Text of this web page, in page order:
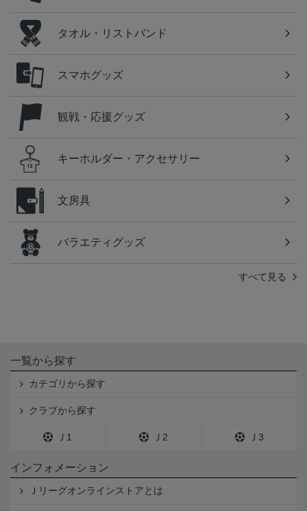
タオル・リストバンド
スマホグッズ
観戦・応援グッズ
キーホルダー・アクセサリー
文房具
バラエティグッズ
すべて見る
一覧から探す
カテゴリから探す
クラブから探す
Ｊ1 Ｊ2 Ｊ3
インフォメーション
Ｊリーグオンラインストアとは